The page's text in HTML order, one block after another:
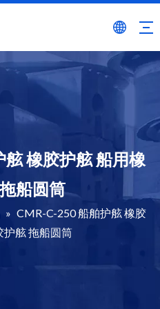
橡胶护舷 船用橡
船圆筒
» CMR-C-250 船舶护舷 橡胶
护舷 拖船圆筒